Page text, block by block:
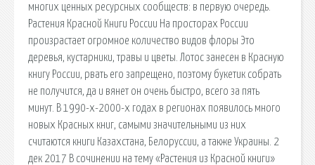
многих ценных ресурсных сообществ: в первую очередь.
Растения Красной Книги России На просторах России
произрастает огромное количество видов флоры Это
деревья, кустарники, травы и цветы. Лотос занесен в Красную
книгу России, рвать его запрещено, поэтому букетик собрать
не получится, да и вянет он очень быстро, всего за пять
минут. В 1990-х-2000-х годах в регионах появилось много
новых Красных книг, самыми значительными из них
считаются книги Казахстана, Белоруссии, а также Украины. 2
дек 2017 В сочинении на тему «Растения из Красной книги»